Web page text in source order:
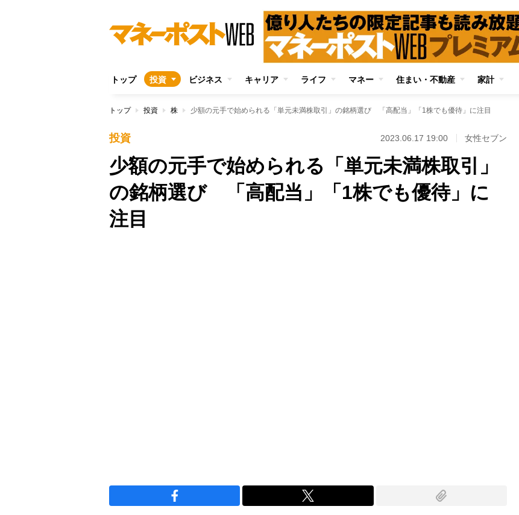
トップ 投資 ビジネス キャリア ライフ マネー 住まい・不動産 家計
トップ 投資 株 少額の元手で始められる「単元未満株取引」の銘柄選び 「高配当」「1株でも優待」に注目
投資 2023.06.17 19:00 女性セブン
少額の元手で始められる「単元未満株取引」
の銘柄選び 「高配当」「1株でも優待」に
注目